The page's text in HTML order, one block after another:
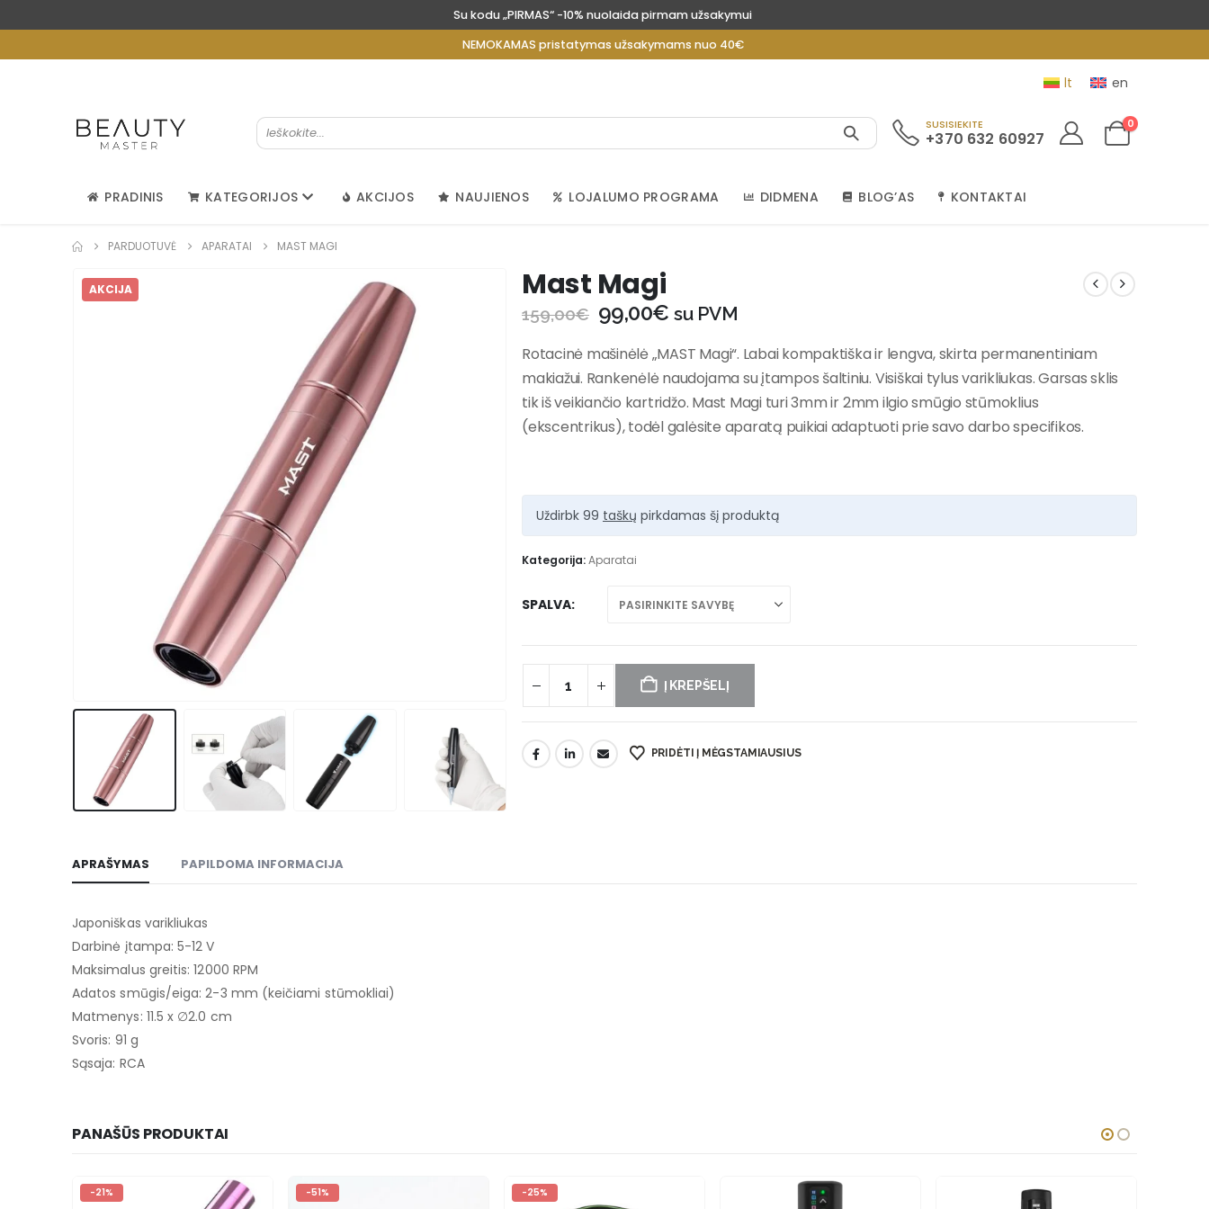
Su kodu „PIRMAS“ -10% nuolaida pirmam užsakymui
NEMOKAMAS pristatymas užsakymams nuo 40€
lt en
SUSISIEKITE
+370 632 60927
0
PRADINIS KATEGORIJOS AKCIJOS NAUJIENOS LOJALUMO PROGRAMA DIDMENA BLOG’AS KONTAKTAI
PARDUOTUVĖ APARATAI MAST MAGI
AKCIJA Mast Magi
159,00€ 99,00€ su PVM
Rotacinė mašinėlė „MAST Magi“. Labai kompaktiška ir lengva, skirta permanentiniam
makiažui. Rankenėlė naudojama su įtampos šaltiniu. Visiškai tylus varikliukas. Garsas sklis
tik iš veikiančio kartridžo. Mast Magi turi 3mm ir 2mm ilgio smūgio stūmoklius
(ekscentrikus), todėl galėsite aparatą puikiai adaptuoti prie savo darbo specifikos.
Uždirbk 99 taškų pirkdamas šį produktą
Kategorija:Aparatai
SPALVA
Į KREPŠELĮ
PRIDĖTI Į MĖGSTAMIAUSIUS
APRAŠYMAS PAPILDOMA INFORMACIJA
Japoniškas varikliukas
Darbinė įtampa: 5-12 V
Maksimalus greitis: 12000 RPM
Adatos smūgis/eiga: 2-3 mm (keičiami stūmokliai)
Matmenys: 11.5 x ∅2.0 cm
Svoris: 91 g
Sąsaja: RCA
PANAŠŪS PRODUKTAI
-51% -25%